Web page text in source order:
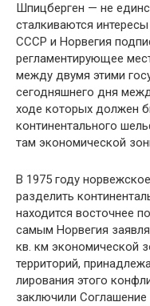
Шпицберген — не
сталкиваются
СССР и Норвегия
регламентирующее
между двумя этими
сегодняшнего дня
ходе ко­торых должен
континентального
там экономической
В 1975 году
разделить
находится восточнее
самым Норвегия
кв. км эконо­мической
терри­торий,
лирования этого
заключили